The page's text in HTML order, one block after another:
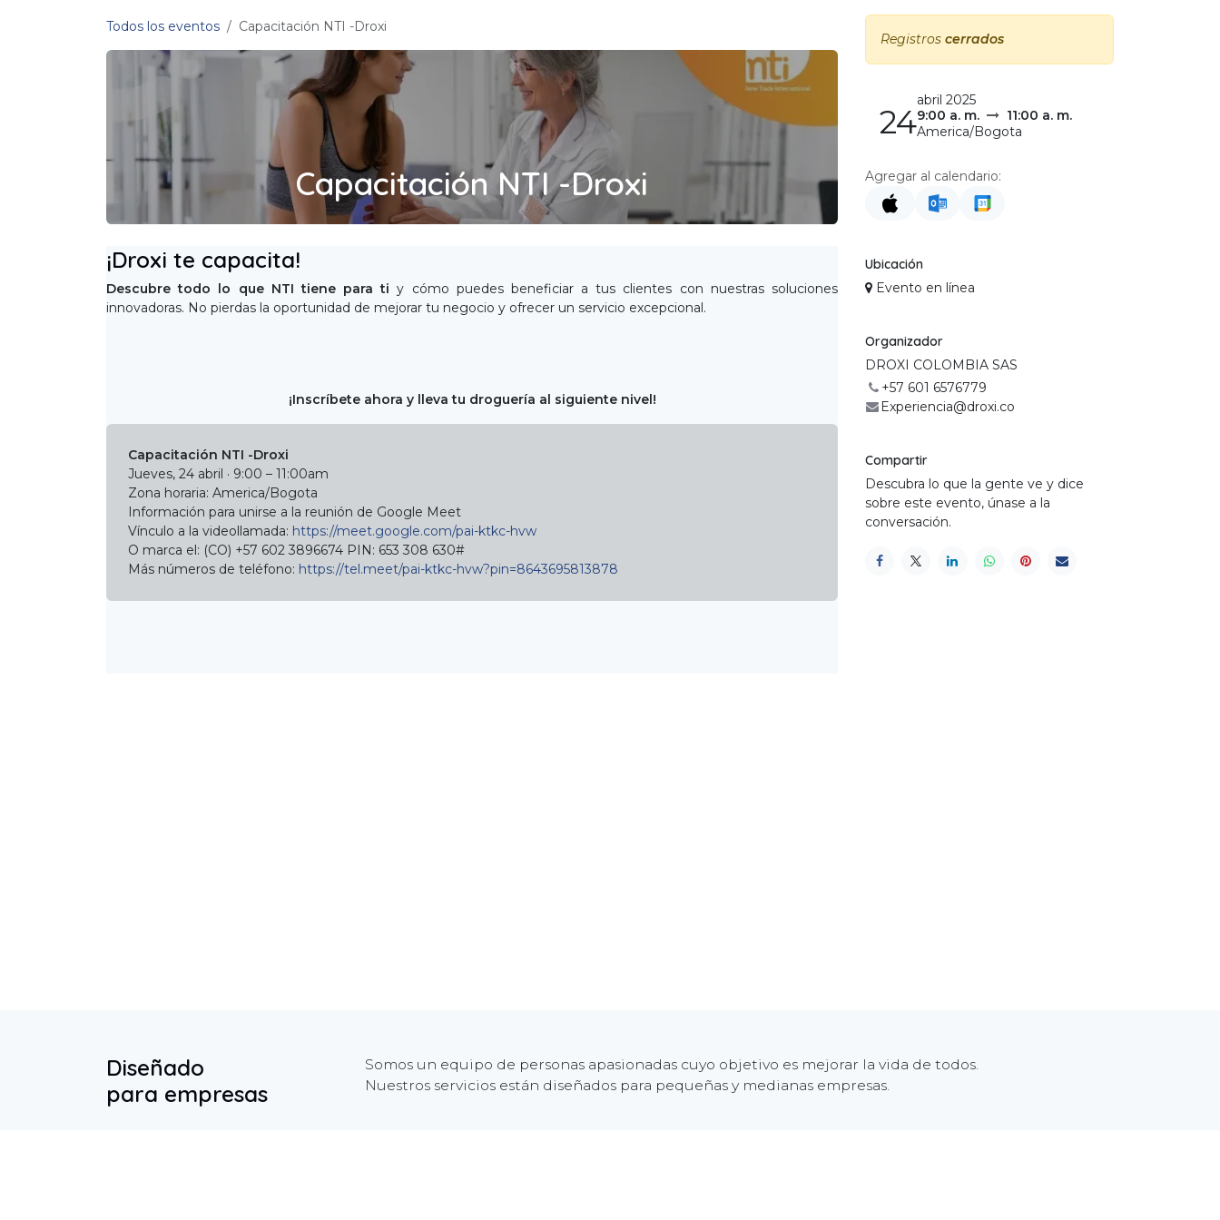
Todos los eventos
Capacitación NTI -Droxi
Capacitación NTI -Droxi
¡Droxi te capacita!
Descubre todo lo que NTI tiene para ti y cómo puedes beneficiar a tus clientes con nuestras soluciones
innovadoras. No pierdas la oportunidad de mejorar tu negocio y ofrecer un servicio excepcional.
¡Inscríbete ahora y lleva tu droguería al siguiente nivel!
Capacitación NTI -Droxi
Jueves, 24 abril · 9:00 – 11:00am
Zona horaria: America/Bogota
Información para unirse a la reunión de Google Meet
Vínculo a la videollamada: https://meet.google.com/pai-ktkc-hvw
O marca el: ‪(CO) +57 602 3896674‬ PIN: ‪653 308 630‬#
Más números de teléfono: https://tel.meet/pai-ktkc-hvw?pin=8643695813878
Registros cerrados
24
abril 2025
9:00 a. m.
11:00 a. m.
America/Bogota
Agregar al calendario:
Ubicación
Evento en línea
Organizador
DROXI COLOMBIA SAS
+57 601 6576779
Experiencia@droxi.co
Compartir
Descubra lo que la gente ve y dice
sobre este evento, únase a la
conversación.
Diseñado
para empresas
Somos un equipo de personas apasionadas cuyo objetivo es mejorar la vida de todos.
Nuestros servicios están diseñados para pequeñas y medianas empresas.